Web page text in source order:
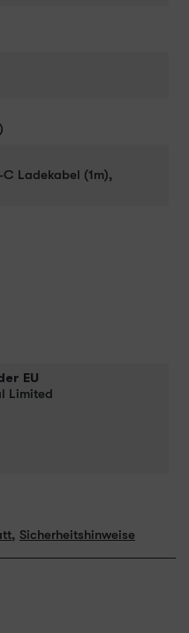
C Ladekabel (1m),
EU
Limited
, Sicherheitshinweise